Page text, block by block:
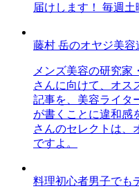
届けします！ 毎週土
藤村 岳のオヤジ美容
メンズ美容の研究家
さんに向けて、オス
記事を、美容ライタ
が書くことに違和感
さんのセレクトは、
ですよ。
料理初心者男子でも